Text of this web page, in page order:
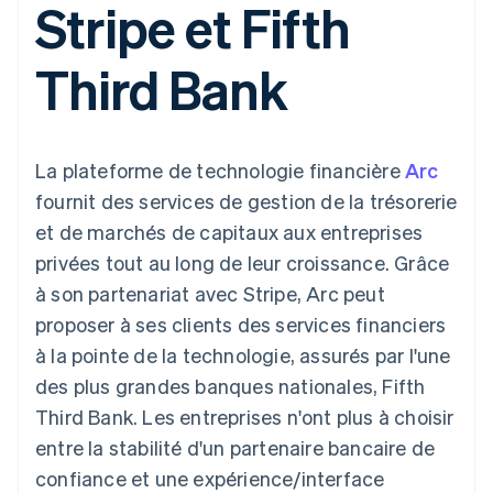
Moyens de
paiement
Accès à plus
de 125
Terminal
Authorization
Boost
Acceptation
optimisée
Paiements
accélérés
Financial
Connections
Comptes
financiers
associés
Recognition
Comptabilité
automatisée
Stripe Sigma
Rapports
personnalisés
des données
Product roadmap
l’application
Marketplaces
Gestion financière
Plateformes
SaaS
Par secteur
Entreprises d'IA
Économie des
créateurs
Jeux
Hôtellerie, voyages et
loisirs
Assurance
Médias et
divertissements
Organisations à but
non lucratif
Services aux
entreprises
Secteur public
Gérer des
abonnements
Proposer une
facturation à l'usage
Émettre des cartes
bancaires adossées à
services avec des
agents
Ressources
Intégrations
d'applications
Exemples de code
Blog des développeurs
État de l'API
Entreprise
Roadmap produit
Sessions : conférence
annuelle
presse
Stripe Press
Contact
Contacter notre équipe
Devenir partenaire
Stripe et Fifth
Third Bank
La plateforme de technologie financièreArc
fournit des services de gestion de la trésorerie
et de marchés de capitaux aux entreprises
privées tout au long de leur croissance. Grâce
à son partenariat avec Stripe, Arc peut
proposer à ses clients des services financiers
à la pointe de la technologie, assurés par l'une
des plus grandes banques nationales, Fifth
Third Bank. Les entreprises n'ont plus à choisir
entre la stabilité d'un partenaire bancaire de
confiance et une expérience/interface